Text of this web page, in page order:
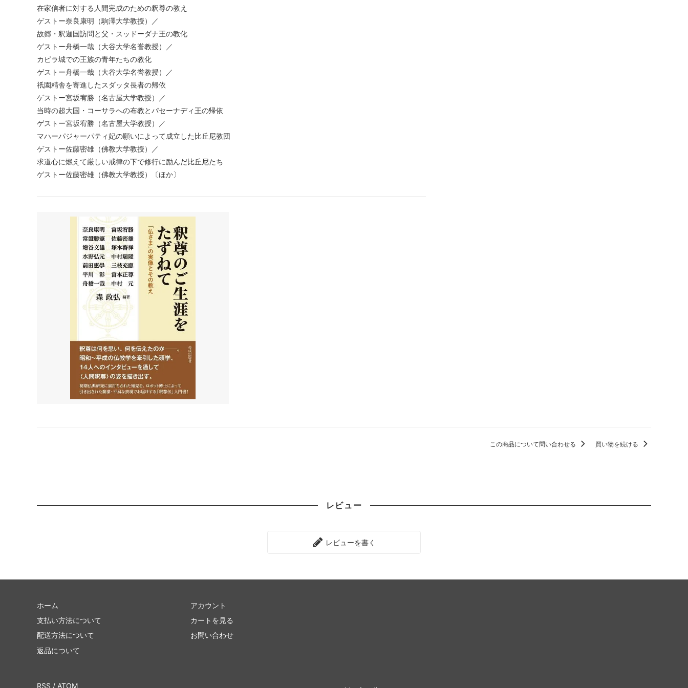
在家信者に対する人間完成のための釈尊の教え
ゲストー奈良康明（駒澤大学教授）／
故郷・釈迦国訪問と父・スッドーダナ王の教化
ゲストー舟橋一哉（大谷大学名誉教授）／
カピラ城での王族の青年たちの教化
ゲストー舟橋一哉（大谷大学名誉教授）／
祇園精舎を寄進したスダッタ長者の帰依
ゲストー宮坂宥勝（名古屋大学教授）／
当時の超大国・コーサラへの布教とパセーナディ王の帰依
ゲストー宮坂宥勝（名古屋大学教授）／
マハーパジャーパティ妃の願いによって成立した比丘尼教団
ゲストー佐藤密雄（佛教大学教授）／
求道心に燃えて厳しい戒律の下で修行に励んだ比丘尼たち
ゲストー佐藤密雄（佛教大学教授）〔ほか〕
この商品について問い合わせる 買い物を続ける
レビュー
レビューを書く
ホーム
支払い方法について
配送方法について
返品について
アカウント
カートを見る
お問い合わせ
RSS / ATOM